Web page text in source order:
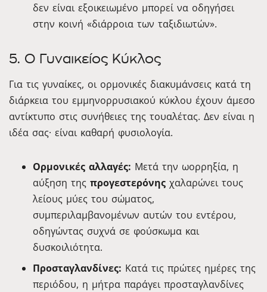
δεν είναι εξοικειωμένο μπορεί να οδηγήσει
στην κοινή «διάρροια των ταξιδιωτών».
5. Ο Γυναικείος Κύκλος
Για τις γυναίκες, οι ορμονικές διακυμάνσεις κατά τη
διάρκεια του εμμηνορρυσιακού κύκλου έχουν άμεσο
αντίκτυπο στις συνήθειες της τουαλέτας. Δεν είναι η
ιδέα σας· είναι καθαρή φυσιολογία.
Ορμονικές αλλαγές: Μετά την ωορρηξία, η
αύξηση της προγεστερόνης χαλαρώνει τους
λείους μύες του σώματος,
συμπεριλαμβανομένων αυτών του εντέρου,
οδηγώντας συχνά σε φούσκωμα και
δυσκοιλιότητα.
Προσταγλανδίνες: Κατά τις πρώτες ημέρες της
περιόδου, η μήτρα παράγει προσταγλανδίνες